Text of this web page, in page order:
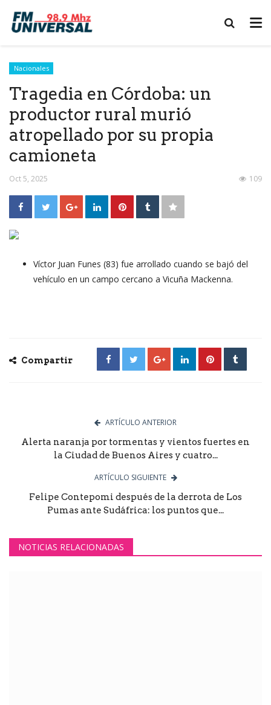
Nacionales
Tragedia en Córdoba: un
productor rural murió
atropellado por su propia
camioneta
Oct 5, 2025 109
Víctor Juan Funes (83) fue arrollado cuando se bajó del
vehículo en un campo cercano a Vicuña Mackenna.
Compartir
ARTÍCULO ANTERIOR
Alerta naranja por tormentas y vientos fuertes en
la Ciudad de Buenos Aires y cuatro...
ARTÍCULO SIGUIENTE
Felipe Contepomi después de la derrota de Los
Pumas ante Sudáfrica: los puntos que...
NOTICIAS RELACIONADAS